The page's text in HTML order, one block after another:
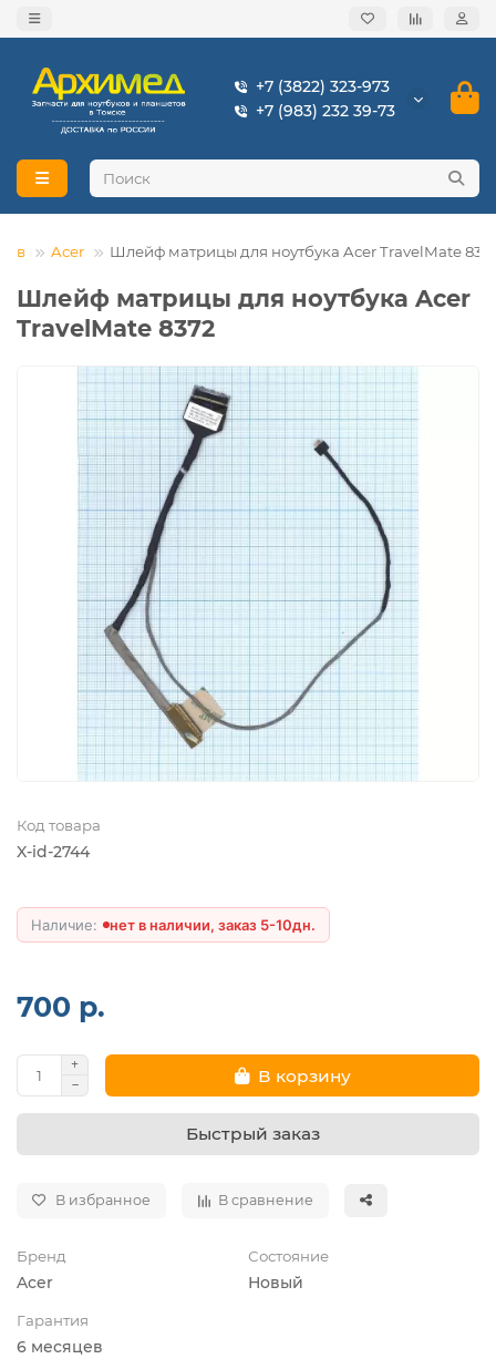
+7 (3822) 323-973
+7 (983) 232 39-73
Acer Шлейф матрицы для ноутбука Acer TravelMate
Шлейф матрицы для ноутбука Acer
TravelMate 8372
Код товара
X-id-2744
нет в наличии, заказ 5-10дн.
700 р.
В корзину
Быстрый заказ
В избранное В сравнение
Бренд
Acer
Состояние
Новый
Гарантия
6 месяцев